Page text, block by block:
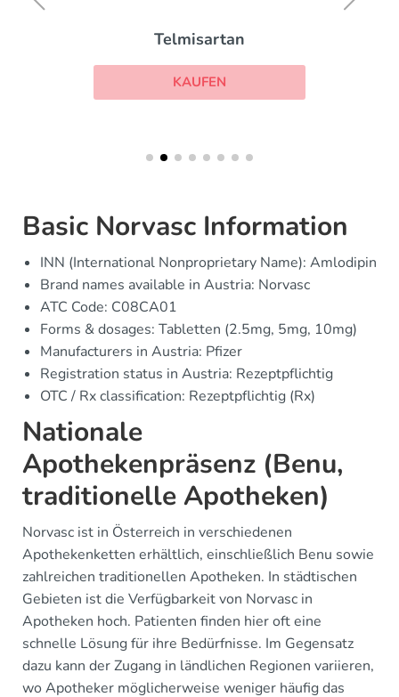
Telmisartan
KAUFEN
Basic Norvasc Information
INN (International Nonproprietary Name): Amlodipin
Brand names available in Austria: Norvasc
ATC Code: C08CA01
Forms & dosages: Tabletten (2.5mg, 5mg, 10mg)
Manufacturers in Austria: Pfizer
Registration status in Austria: Rezeptpflichtig
OTC / Rx classification: Rezeptpflichtig (Rx)
Nationale
Apothekenpräsenz (Benu,
traditionelle Apotheken)
Norvasc ist in Österreich in verschiedenen
Apothekenketten erhältlich, einschließlich Benu sowie
zahlreichen traditionellen Apotheken. In städtischen
Gebieten ist die Verfügbarkeit von Norvasc in
Apotheken hoch. Patienten finden hier oft eine
schnelle Lösung für ihre Bedürfnisse. Im Gegensatz
dazu kann der Zugang in ländlichen Regionen variieren,
wo Apotheker möglicherweise weniger häufig das